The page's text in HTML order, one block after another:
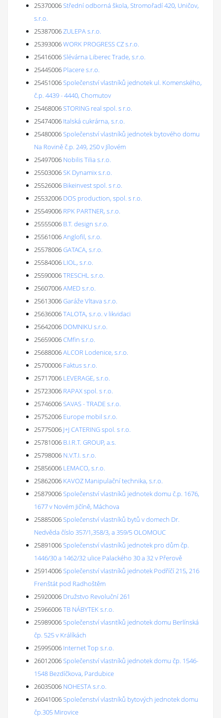
25370006Střední odborná škola, Stromořadí 420, Uničov,
s.r.o.
25387006ZULEPA s.r.o.
25393006WORK PROGRESS CZ s.r.o.
25416006Slévárna Liberec Trade, s.r.o.
25445006 Placere s.r.o.
25451006Společenství vlastníků jednotek ul. Komenského,
č.p. 4439 - 4440, Chomutov
25468006STORING real spol. s r.o.
25474006 Italská cukrárna, s.r.o.
25480006Společenství vlastníků jednotek bytového domu
Na Rovině č.p. 249, 250 v Jílovém
25497006 Nobilis Tilia s.r.o.
25503006SK Dynamix s.r.o.
25526006 Bikeinvest spol. s r.o.
25532006 DOS production, spol. s r.o.
25549006 RPK PARTNER, s.r.o.
25555006 B.T. design s.r.o.
25561006Anglofil, s.r.o.
25578006GATACA, s.r.o.
25584006 LIOL, s.r.o.
25590006TRESCHL s.r.o.
25607006AMED s.r.o.
25613006Garáže Vltava s.r.o.
25636006TALOTA, s.r.o. v likvidaci
25642006 DOMNIKU s.r.o.
25659006CMfin s.r.o.
25688006ALCOR Lodenice, s.r.o.
25700006 Faktus s.r.o.
25717006 LEVERAGE, s.r.o.
25723006 RAPAX spol. s r.o.
25746006SAVAS - TRADE s.r.o.
25752006 Europe mobil s.r.o.
25775006 J+J CATERING spol. s r.o.
25781006 B.I.R.T. GROUP, a.s.
25798006 N.V.T.I. s.r.o.
25856006 LEMACO, s.r.o.
25862006 KAVOZ Manipulační technika, s.r.o.
25879006Společenství vlastníků jednotek domu č.p. 1676,
1677 v Novém Jičíně, Máchova
25885006Společenství vlastníků bytů v domech Dr.
Nedvěda číslo 357/1,358/3, a 359/5 OLOMOUC
25891006Společenství vlastníků jednotek pro dům čp.
1446/30 a 1462/32 ulice Palackého 30 a 32 v Přerově
25914006Společenství vlastníků jednotek Podříčí 215, 216
Frenštát pod Radhoštěm
25920006 Družstvo Revoluční 261
25966006TB NÁBYTEK s.r.o.
25989006Společenství vlasntíků jednotek domu Berlínská
čp. 525 v Králíkách
25995006 Internet Top s.r.o.
26012006Společenství vlastníků jednotek domu čp. 1546-
1548 Bezdíčkova, Pardubice
26035006 NOHESTA s.r.o.
26041006Společenství vlastníků bytových jednotek domu
čp.305 Mirovice